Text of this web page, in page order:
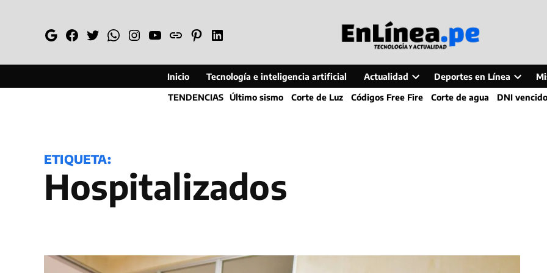
GoogleFacebook
TwitterWhatsapp
Instagram
YouTube
WebPinterestLinkedin
Inicio Tecnología e inteligencia artificial Actualidad
Open
dropdown
Deportes en Línea
Open
dropdown
TENDENCIAS Último sismo Corte de Luz Códigos Free Fire Corte de agua DNI vencido
ETIQUETA:
hospitalizados